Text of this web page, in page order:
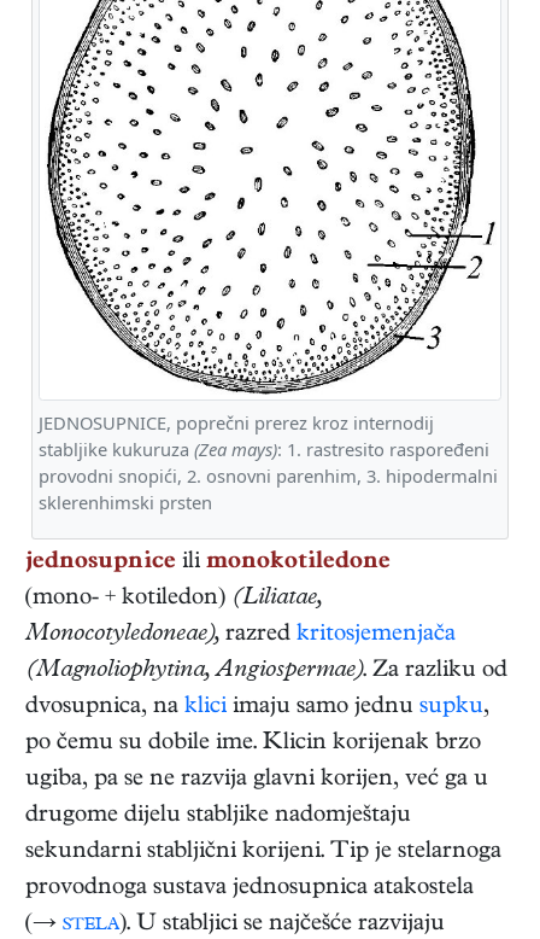
JEDNOSUPNICE, poprečni prerez kroz internodij
stabljike kukuruza (Zea mays): 1. rastresito raspoređeni
provodni snopići, 2. osnovni parenhim, 3. hipodermalni
sklerenhimski prsten
jednosupnice ili monokotiledone
(mono- + kotiledon) (Liliatae,
Monocotyledoneae), razred kritosjemenjača
(Magnoliophytina, Angiospermae). Za razliku od
dvosupnica, na klici imaju samo jednu supku,
po čemu su dobile ime. Klicin korijenak brzo
ugiba, pa se ne razvija glavni korijen, već ga u
drugome dijelu stabljike nadomještaju
sekundarni stabljični korijeni. Tip je stelarnoga
provodnoga sustava jednosupnica atakostela
(→ stela). U stabljici se najčešće razvijaju